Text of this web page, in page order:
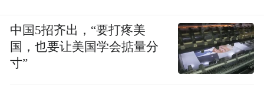
中国5招齐出，“要打疼美
国，也要让美国学会掂量分
寸”